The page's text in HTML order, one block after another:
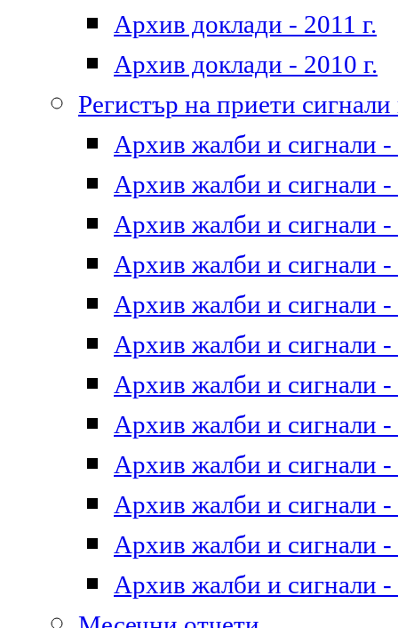
Архив доклади - 2011 г.
Архив доклади - 2010 г.
Регистър на приети
Архив жалби и сигнали -
Архив жалби и сигнали -
Архив жалби и сигнали -
Архив жалби и сигнали -
Архив жалби и сигнали -
Архив жалби и сигнали -
Архив жалби и сигнали -
Архив жалби и сигнали -
Архив жалби и сигнали -
Архив жалби и сигнали -
Архив жалби и сигнали -
Архив жалби и сигнали -